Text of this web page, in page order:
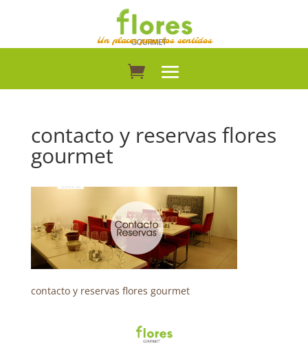
Un placer para los sentidos
contacto y reservas flores
gourmet
contacto y reservas flores gourmet